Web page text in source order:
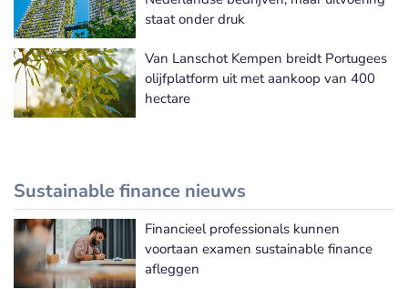
staat onder druk
Van Lanschot Kempen breidt Portugees
olijfplatform uit met aankoop van 400
hectare
Sustainable finance nieuws
Meer Sustainable finance nieuws
Financieel professionals kunnen
voortaan examen sustainable finance
afleggen